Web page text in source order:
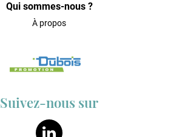
Qui sommes-nous ?
À propos
Suivez-nous sur